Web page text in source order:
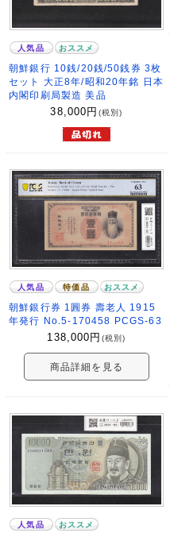
人気品 おススメ
朝鮮銀行 10銭/20銭/50銭券 3枚
セット 大正8年/昭和20年銘 日本
内閣印刷局製造 美品
38,000 円 (税別)
人気品 特価品 おススメ
朝鮮銀行券 1圓券 壽老人 1915
年発行 No.5-170458 PCGS-63
138,000 円 (税別)
商品詳細を見る
人気品 おススメ